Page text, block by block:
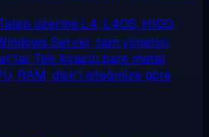
üzerine L4, L40S, H100
Server, tam yönetici
Tek kiracılı bare metal
RAM, disk'i isteğinize göre